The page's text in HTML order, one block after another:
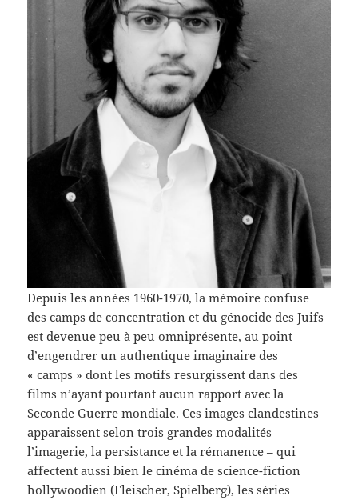
Depuis les années 1960-1970, la mémoire confuse
des camps de concentration et du génocide des Juifs
est devenue peu à peu omniprésente, au point
d’engendrer un authentique imaginaire des
« camps » dont les motifs resurgissent dans des
films n’ayant pourtant aucun rapport avec la
Seconde Guerre mondiale. Ces images clandestines
apparaissent selon trois grandes modalités –
l’imagerie, la persistance et la rémanence – qui
affectent aussi bien le cinéma de science-fiction
hollywoodien (Fleischer, Spielberg), les séries